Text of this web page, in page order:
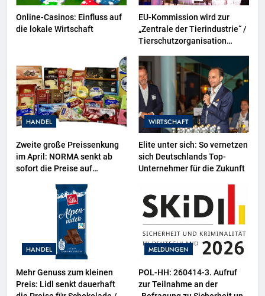
Online-Casinos: Einfluss auf
die lokale Wirtschaft
EU-Kommission wird zur
„Zentrale der Tierindustrie“ /
Tierschutzorganisation
Projektion in Brüssel die
Nähe der EU-Kommission zur
Tierindustrie an
HANDEL
Zweite große Preissenkung
im April: NORMA senkt ab
sofort die Preise auf
zu 16 Prozent / Mit
LECKERROM, CREMISEE,
EXCELSIOR süßer und
herzhafter Genuss
WIRTSCHAFT
Elite unter sich: So vernetzen
sich Deutschlands Top-
Unternehmer für die Zukunft
HANDEL
Mehr Genuss zum kleinen
Preis: Lidl senkt dauerhaft
MELDUNGEN
POL-HH: 260414-3. Aufruf
zur Teilnahme an der